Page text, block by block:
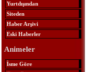
Yurtdışından
Siteden
Haber Arşivi
Eski Haberler
Animeler
İsme Göre